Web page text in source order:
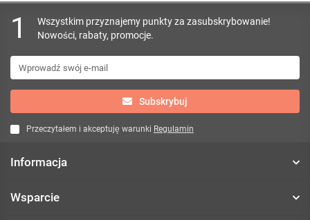
1
Wszystkim przyznajemy punkty za zasubskrybowanie!
Nowości, rabaty, promocje.
Subskrybuj
Przeczytałem i akceptuję warunki Regulamin
Informacja
Wsparcie